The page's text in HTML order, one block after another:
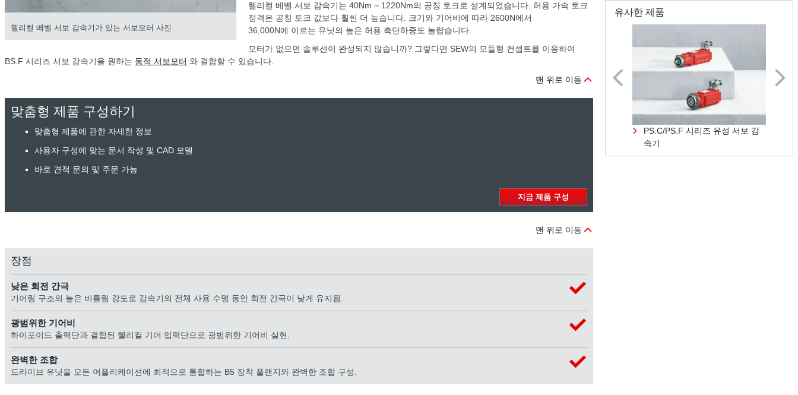
헬리컬 베벨 서보 감속기가 있는 서보모터 사진
헬리컬 베벨 서보 감속기는 40Nm ~ 1220Nm의 공칭 토크로 설계되었습니다. 허용 가속 토크
정격은 공칭 토크 값보다 훨씬 더 높습니다. 크기와 기어비에 따라 2600N에서
36,000N에 이르는 유닛의 높은 허용 축단하중도 놀랍습니다.
모터가 없으면 솔루션이 완성되지 않습니까? 그렇다면 SEW의 모듈형 컨셉트를 이용하여
BS.F 시리즈 서보 감속기을 원하는 동적 서보모터 와 결합할 수 있습니다.
맨 위로 이동
맞춤형 제품 구성하기
맞춤형 제품에 관한 자세한 정보
사용자 구성에 맞는 문서 작성 및 CAD 모델
바로 견적 문의 및 주문 가능
지금 제품 구성
맨 위로 이동
장점
낮은 회전 간극
기어링 구조의 높은 비틀림 강도로 감속기의 전체 사용 수명 동안 회전 간극이 낮게 유지됨.
광범위한 기어비
하이포이드 출력단과 결합된 헬리컬 기어 입력단으로 광범위한 기어비 실현.
완벽한 조합
드라이브 유닛을 모든 어플리케이션에 최적으로 통합하는 B5 장착 플랜지와 완벽한 조합 구성.
유사한 제품
PS.C/PS.F 시리즈 유성 서보 감
속기